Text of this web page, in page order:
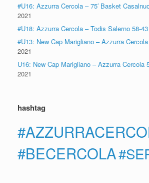
#U16: Azzurra Cercola – 75′ Basket
2021
#U18: Azzurra Cercola – Todis Salerno 58-43
#U13: New Cap Marigliano – Azzurra
2021
U16: New Cap Marigliano – Azzurra Cercola
2021
hashtag
#BECERCOLA